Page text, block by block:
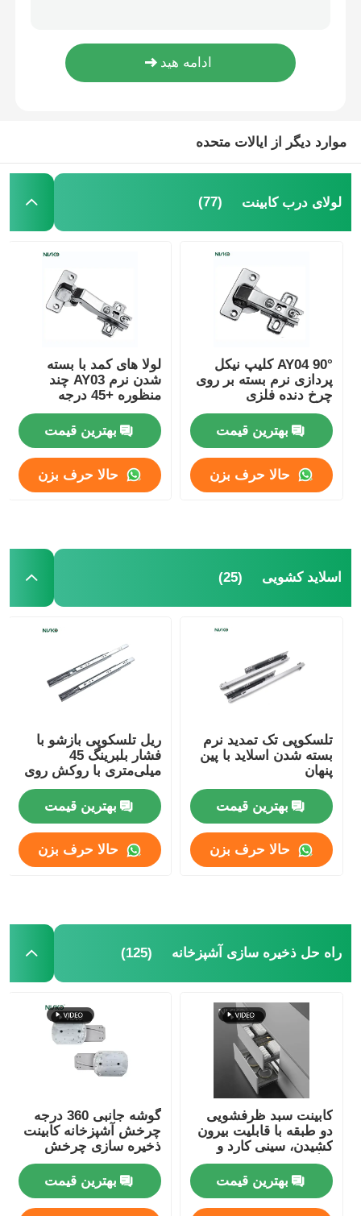
اسلاید کشویی
سازمان کمد
دستکش آویزان
لوازم کابینت
سینی آشپزی
چراغ ال ای دی کابینت
ظرف برنج
موارد دیگر از ایالات متحده
لولای درب کابینت (77)
AY04 90° کلیپ نیکل
پردازی نرم بسته بر روی
چرخ دنده فلزی
بهترین قیمت
حالا حرف بزن
لولا های کمد با بسته
شدن نرم AY03 چند
منظوره +45 درجه
بهترین قیمت
حالا حرف بزن
اسلاید کشویی (25)
تلسکوپی تک تمدید نرم
بسته شدن اسلاید با پین
پنهان
بهترین قیمت
حالا حرف بزن
ریل تلسکوپی بازشو با
فشار بلبرینگ 45
میلی‌متری با روکش روی
بهترین قیمت
حالا حرف بزن
راه حل ذخیره سازی آشپزخانه (125)
کابینت سبد ظرفشویی
دو طبقه با قابلیت بیرون
کشیدن، سینی کارد و
چنگال قابل تنظیم،
سازمان‌دهنده آشپزخانه
بهترین قیمت
گوشه جانبی 360 درجه
چرخش آشپزخانه کابینت
ذخیره سازی چرخش
سیستم چرخش
بهترین قیمت